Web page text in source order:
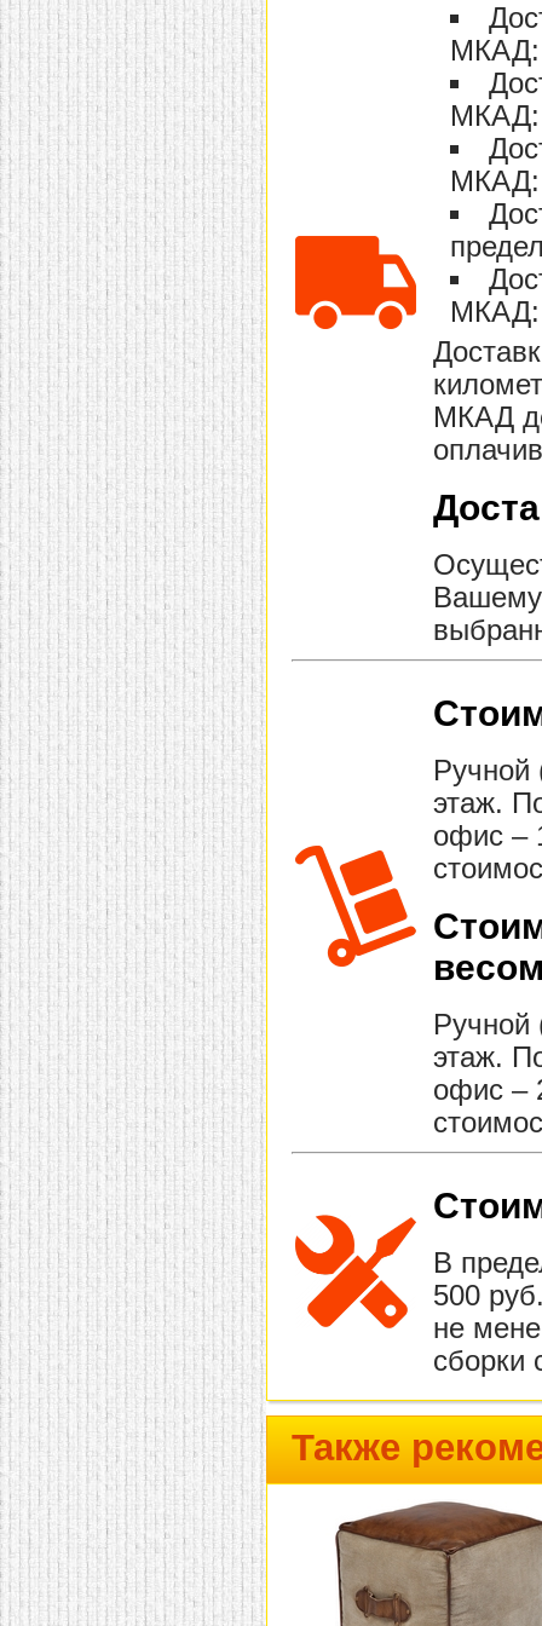
домашнем использовании.
Эта мебель имеет
некоторые преимущества
перед той же стенкой для
гостиной, к примеру,
поскольку она более
легкая и не загромождает
пространство. В спальне
этот предмет можно
поставить у изголовья
кровати, чтобы заполнить
пустующее там
место. Также стеллажи
очень часто используют в
качестве разграничителей
комнаты, например, на
рабочую зону и
пространство для отдыха.
Особенно это актуально
для однокомнатных
квартир.
МКАД:
МКАД:
МКАД:
МКАД:
МКАД
Вашему
Ручной
этаж.
офис –
Ручной
этаж.
офис –
В
500
не
сборки
Также